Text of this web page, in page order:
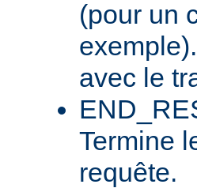
(pour un
avec le
Termine
requête.